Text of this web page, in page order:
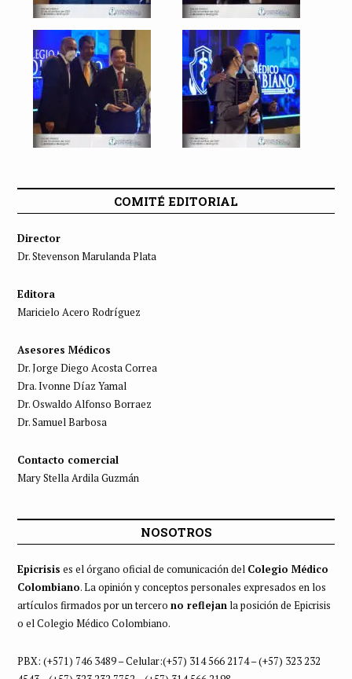
COMITÉ EDITORIAL
Director
Dr. Stevenson Marulanda Plata
Editora
Maricielo Acero Rodríguez
Asesores Médicos
Dr. Jorge Diego Acosta Correa
Dra. Ivonne Díaz Yamal
Dr. Oswaldo Alfonso Borraez
Dr. Samuel Barbosa
Contacto comercial
Mary Stella Ardila Guzmán
NOSOTROS
Epicrisis es el órgano oficial de comunicación del Colegio Médico
Colombiano. La opinión y conceptos personales expresados en los
artículos firmados por un tercero no reflejanla posición de Epicrisis
o el Colegio Médico Colombiano.
PBX: (+571) 746 3489 – Celular:(+57) 314 566 2174 – (+57) 323 232